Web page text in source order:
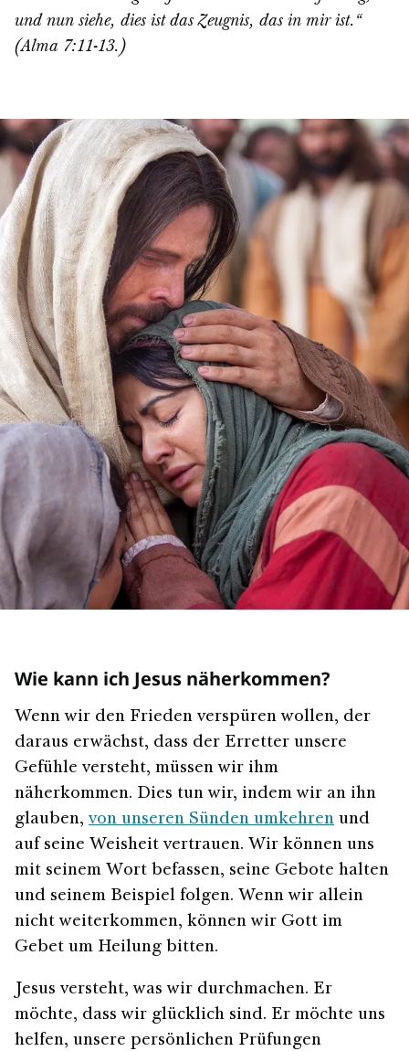
und nun siehe, dies ist das Zeugnis, das in mir ist.“
(Alma 7:11-13.)
Wie kann ich Jesus näherkommen?
Wenn wir den Frieden verspüren wollen, der
daraus erwächst, dass der Erretter unsere
Gefühle versteht, müssen wir ihm
näherkommen. Dies tun wir, indem wir an ihn
glauben, von unseren Sünden umkehren und
auf seine Weisheit vertrauen. Wir können uns
mit seinem Wort befassen, seine Gebote halten
und seinem Beispiel folgen. Wenn wir allein
nicht weiterkommen, können wir Gott im
Gebet um Heilung bitten.
Jesus versteht, was wir durchmachen. Er
möchte, dass wir glücklich sind. Er möchte uns
helfen, unsere persönlichen Prüfungen